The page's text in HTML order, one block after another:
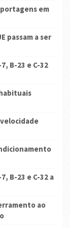
em
passam a ser
B-23 e C-32
B-23 e C-32 a
ao